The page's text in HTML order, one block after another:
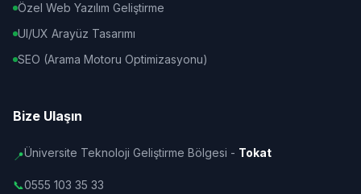
Özel Web Yazılım Geliştirme
UI/UX Arayüz Tasarımı
SEO (Arama Motoru Optimizasyonu)
Bize Ulaşın
📍Üniversite Teknoloji Geliştirme Bölgesi - Tokat
📞0555 103 35 33